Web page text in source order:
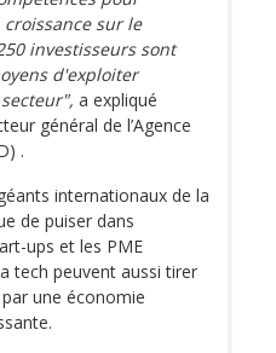
sur le
investisseurs sont
d'exploiter
a expliqué
général de l’Agence
.
internationaux de la
de puiser dans
ups et les PME
tech peuvent aussi tirer
une économie